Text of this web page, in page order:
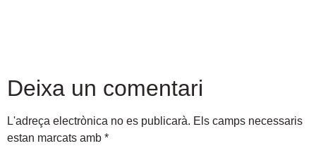
Deixa un comentari
L'adreça electrònica no es publicarà. Els camps necessaris
estan marcats amb *